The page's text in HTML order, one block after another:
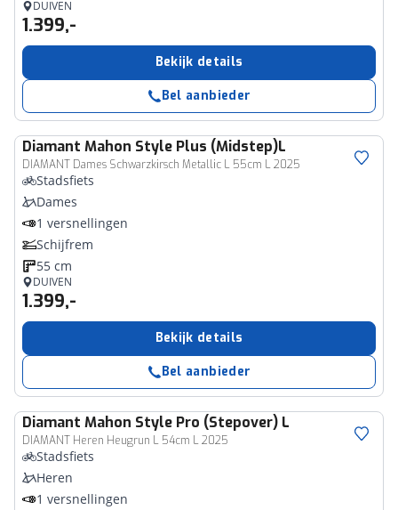
DUIVEN
1.399,-
Bekijk details
Bel aanbieder
Diamant Mahon Style Plus (Midstep)L
DIAMANT Dames Schwarzkirsch Metallic L 55cm L 2025
Stadsfiets
Dames
1 versnellingen
Schijfrem
55 cm
DUIVEN
1.399,-
Bekijk details
Bel aanbieder
Diamant Mahon Style Pro (Stepover) L
DIAMANT Heren Heugrun L 54cm L 2025
Stadsfiets
Heren
1 versnellingen